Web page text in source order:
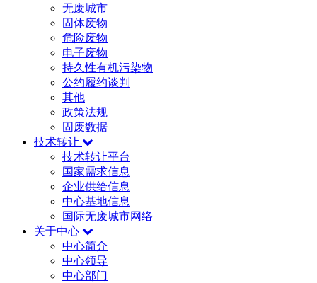
无废城市
固体废物
危险废物
电子废物
持久性有机污染物
公约履约谈判
其他
政策法规
固废数据
技术转让
技术转让平台
国家需求信息
企业供给信息
中心基地信息
国际无废城市网络
关于中心
中心简介
中心领导
中心部门